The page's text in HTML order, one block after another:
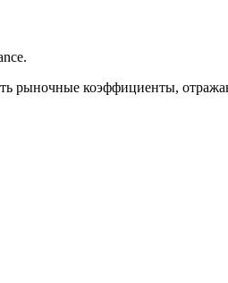
рыночные коэффициенты,